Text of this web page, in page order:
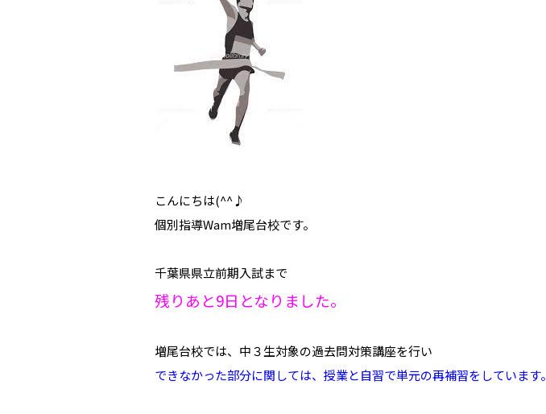
こんにちは(^^♪
個別指導Wam増尾台校です。
千葉県県立前期入試まで
残りあと9日となりました。
増尾台校では、中３生対象の過去問対策講座を行い
できなかった部分に関しては、授業と自習で単元の再補習をしています。